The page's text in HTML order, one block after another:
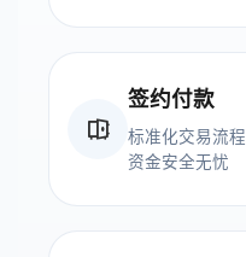
签约付款
标准化交易流程
资金安全无忧